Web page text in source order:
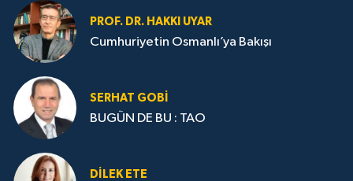
PROF. DR. HAKKI UYAR
Cumhuriyetin Osmanlı’ya Bakışı
SERHAT GOBİ
BUGÜN DE BU : TAO
DILEK ETE